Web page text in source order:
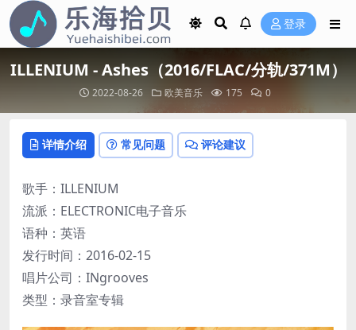
登录
ILLENIUM - Ashes（2016/FLAC/分轨/371M）
2022-08-26 欧美音乐 175 0
详情介绍 常见问题 评论建议
歌手：ILLENIUM
流派：ELECTRONIC电子音乐
语种：英语
发行时间：2016-02-15
唱片公司：INgrooves
类型：录音室专辑